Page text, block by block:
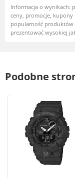
Informacja o wynikach:
ceny, promocje, kupony
popularność produktów
prezentować wysokiej
Podobne